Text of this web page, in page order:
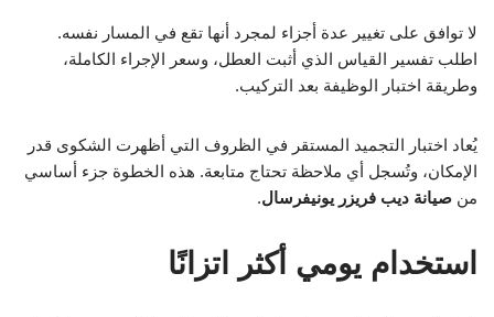
لا توافق على تغيير عدة أجزاء لمجرد أنها تقع في المسار نفسه.
اطلب تفسير القياس الذي أثبت العطل، وسعر الإجراء الكاملة،
وطريقة اختبار الوظيفة بعد التركيب.
يُعاد اختبار التجميد المستقر في الظروف التي أظهرت الشكوى قدر
الإمكان، وتُسجل أي ملاحظة تحتاج متابعة. هذه الخطوة جزء أساسي
من صيانة ديب فريزر يونيفرسال.
استخدام يومي أكثر اتزانًا